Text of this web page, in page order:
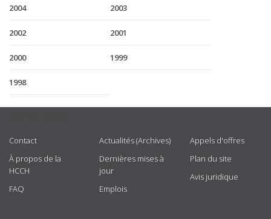
2004 2003
2002 2001
2000 1999
1998
Contact
À propos de la
HCCH
FAQ
Actualités (Archives)
Dernières mises à
jour
Emplois
Appels d'offres
Plan du site
Avis juridique